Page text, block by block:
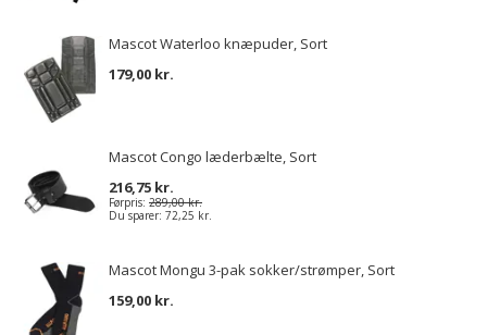
Mascot Waterloo knæpuder, Sort
179,00 kr.
Mascot Congo læderbælte, Sort
216,75 kr.
Førpris: 289,00 kr.
Du sparer: 72,25 kr.
Mascot Mongu 3-pak sokker/strømper, Sort
159,00 kr.